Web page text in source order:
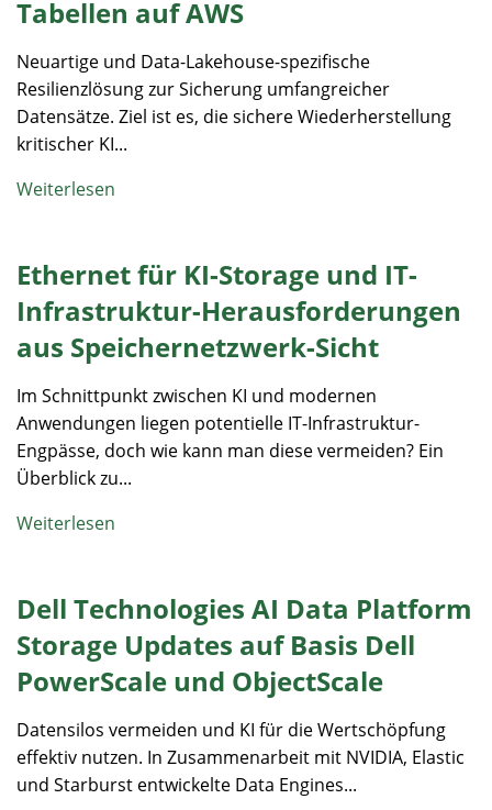
Tabellen auf AWS
Neuartige und Data-Lakehouse-spezifische
Resilienzlösung zur Sicherung umfangreicher
Datensätze. Ziel ist es, die sichere Wiederherstellung
kritischer KI...
Weiterlesen
Ethernet für KI-Storage und IT-
Infrastruktur-Herausforderungen
aus Speichernetzwerk-Sicht
Im Schnittpunkt zwischen KI und modernen
Anwendungen liegen potentielle IT-Infrastruktur-
Engpässe, doch wie kann man diese vermeiden? Ein
Überblick zu...
Weiterlesen
Dell Technologies AI Data Platform
Storage Updates auf Basis Dell
PowerScale und ObjectScale
Datensilos vermeiden und KI für die Wertschöpfung
effektiv nutzen. In Zusammenarbeit mit NVIDIA, Elastic
und Starburst entwickelte Data Engines...